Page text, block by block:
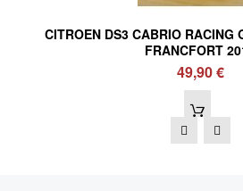
CITROEN DS3 CABRIO
FRANCFORT
49,90 €